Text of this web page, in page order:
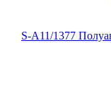
S-A11/1377